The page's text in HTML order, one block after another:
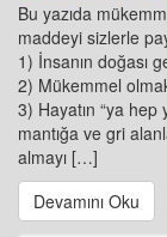
Bu yazıda
maddeyi sizlerle
1) İnsanın doğası
2) Mükemmel
3) Hayatın “ya hep
mantığa ve gri
almayı […]
Devamını Oku